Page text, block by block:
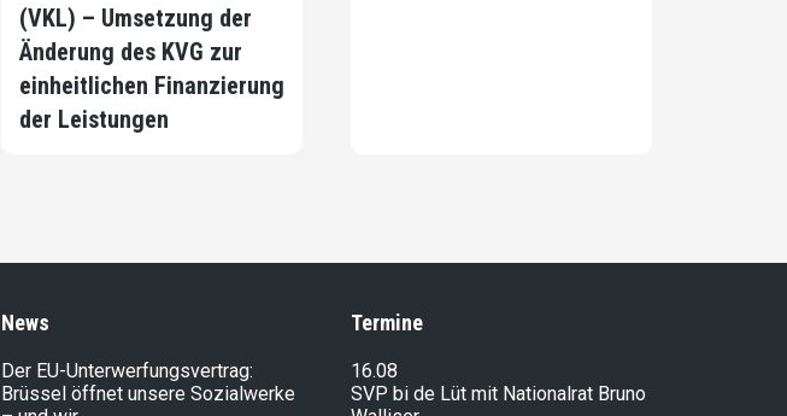
(VKL) – Umsetzung der
Änderung des KVG zur
einheitlichen Finanzierung
der Leistungen
News
Der EU-Unterwerfungsvertrag:
Brüssel öffnet unsere Sozialwerke
Termine
16.08
SVP bi de Lüt mit Nationalrat Bruno